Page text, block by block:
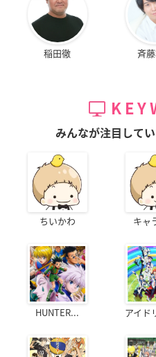
稲田徹 斉
みんなが注目して
ちいかわ キャ
HUNTER... アイド